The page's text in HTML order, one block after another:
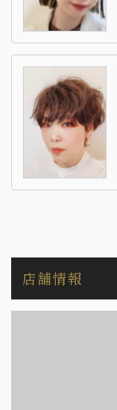
店舗情報